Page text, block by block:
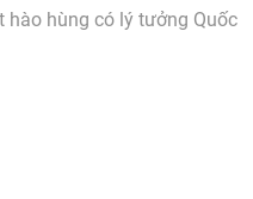
hào hùng có lý tưởng Quốc